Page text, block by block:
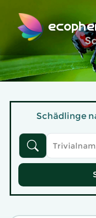
Schädlinge